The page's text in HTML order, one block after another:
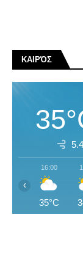
ΚΑΙΡΌΣ
16:00
35°C
‹